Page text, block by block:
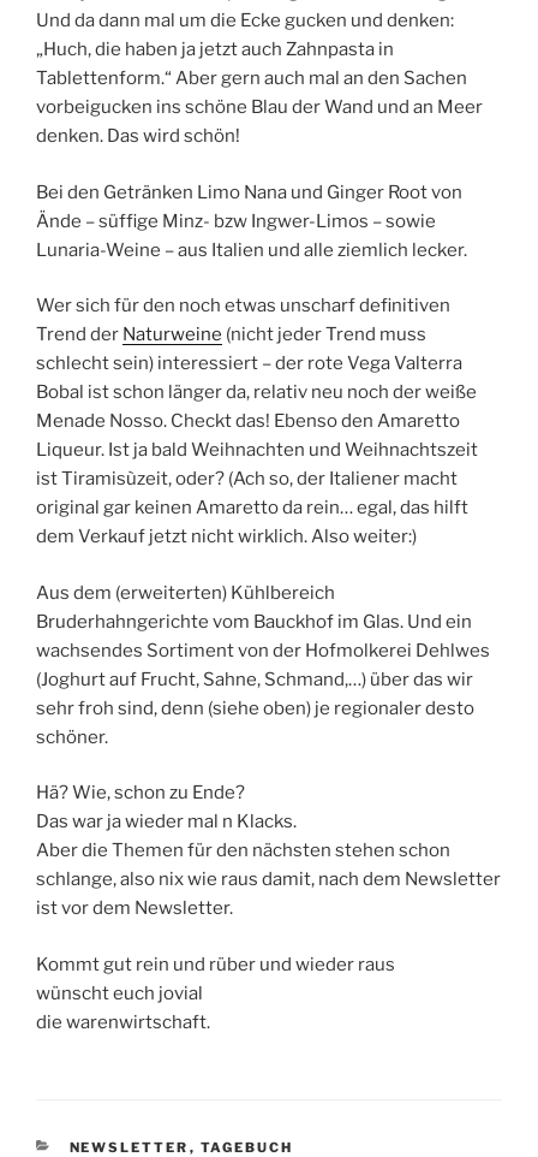
Und da dann mal um die Ecke gucken und denken:
„Huch, die haben ja jetzt auch Zahnpasta in
Tablettenform.“ Aber gern auch mal an den Sachen
vorbeigucken ins schöne Blau der Wand und an Meer
denken. Das wird schön!
Bei den Getränken Limo Nana und Ginger Root von
Ände – süffige Minz- bzw Ingwer-Limos – sowie
Lunaria-Weine – aus Italien und alle ziemlich lecker.
Wer sich für den noch etwas unscharf definitiven
Trend der Naturweine (nicht jeder Trend muss
schlecht sein) interessiert – der rote Vega Valterra
Bobal ist schon länger da, relativ neu noch der weiße
Menade Nosso. Checkt das! Ebenso den Amaretto
Liqueur. Ist ja bald Weihnachten und Weihnachtszeit
ist Tiramisùzeit, oder? (Ach so, der Italiener macht
original gar keinen Amaretto da rein… egal, das hilft
dem Verkauf jetzt nicht wirklich. Also weiter:)
Aus dem (erweiterten) Kühlbereich
Bruderhahngerichte vom Bauckhof im Glas. Und ein
wachsendes Sortiment von der Hofmolkerei Dehlwes
(Joghurt auf Frucht, Sahne, Schmand,…) über das wir
sehr froh sind, denn (siehe oben) je regionaler desto
schöner.
Hä? Wie, schon zu Ende?
Das war ja wieder mal n Klacks.
Aber die Themen für den nächsten stehen schon
schlange, also nix wie raus damit, nach dem Newsletter
ist vor dem Newsletter.
Kommt gut rein und rüber und wieder raus
wünscht euch jovial
die warenwirtschaft.
KATEGORIEN
NEWSLETTER , TAGEBUCH